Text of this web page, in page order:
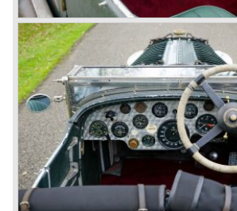
litre. The newly constructed 120 bhp
proved underpowered for the chassis
4-litre never became the success
50 chassis were built.
1931 Rolls Royce take over
In 1931 business prospects looked
went into receivership. Napier & Son
Bentley's receiver to take over the
interested party arrived at the scene
Equitable Trust. They outbid Napiers in
auction. The Trust later was found to be
Royce Limited. Rolls Royce had
threat of a firm that could become a
competitor.